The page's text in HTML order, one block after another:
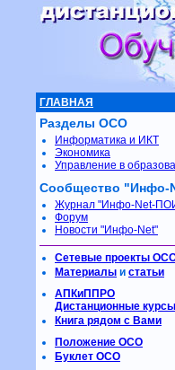
ГЛАВНАЯ
Разделы ОСО
Информатика и ИКТ
Экономика
Управление в
Сообщество "Инфо-
Журнал "Инфо-Net-
Форум
Новости "Инфо-Net"
Сетевые проекты
Материалы и статьи
АПКиППРО
Дистанционные курсы
Книга рядом с Вами
Положение ОСО
Буклет ОСО